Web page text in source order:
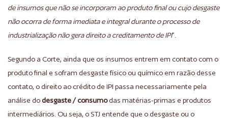
de insumos que não se incorporam ao produto final ou cujo desgaste
não ocorra de forma imediata e integral durante o processo de
industrialização não gera direito a creditamento de IPI”.
Segundo a Corte, ainda que os insumos entrem em contato com o
produto final e sofram desgaste físico ou químico em razão desse
contato, o direito ao crédito de IPI passa necessariamente pela
análise do desgaste / consumodas matérias-primas e produtos
intermediários. Ou seja, o STJ entende que o desgaste ou o